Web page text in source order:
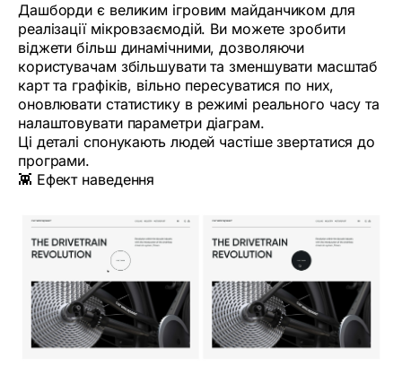
Дашборди є великим ігровим майданчиком для
реалізації мікровзаємодій. Ви можете зробити
віджети більш динамічними, дозволяючи
користувачам збільшувати та зменшувати масштаб
карт та графіків, вільно пересуватися по них,
оновлювати статистику в режимі реального часу та
налаштовувати параметри діаграм.
Ці деталі спонукають людей частіше звертатися до
програми.
👾 Ефект наведення